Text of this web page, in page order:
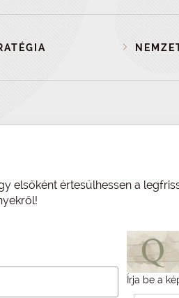
elsőként értesülhessen a
Írja be a